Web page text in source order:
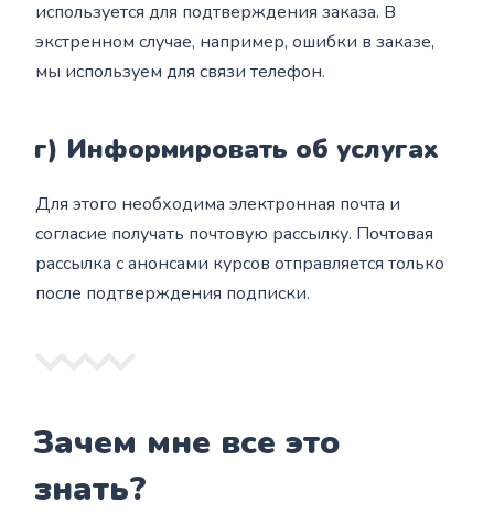
используется для подтверждения заказа. В
экстренном случае, например, ошибки в заказе,
мы используем для связи телефон.
г) Информировать об услугах
Для этого необходима электронная почта и
согласие получать почтовую рассылку. Почтовая
рассылка с анонсами курсов отправляется только
после подтверждения подписки.
Зачем мне все это
знать?